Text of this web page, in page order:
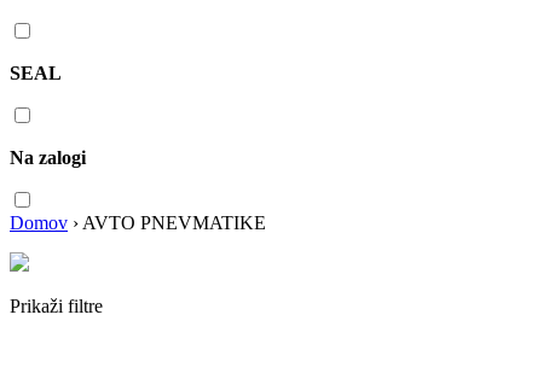
SEAL
Na zalogi
Domov › AVTO PNEVMATIKE
Prikaži filtre